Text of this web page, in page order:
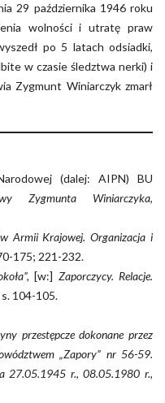
29 października 1946 roku
wolności i utratę praw
po 5 latach odsiadki,
w czasie śledztwa nerki) i
Zygmunt Winiarczyk zmarł
(dalej: AIPN) BU
Zygmunta Winiarczyka,
Armii Krajowej. Organizacja i
175; 221-232.
[w:] Zaporczycy. Relacje.
104-105.
przestępcze dokonane przez
„Zapory” nr 56-59.
27.05.1945 r.,08.05.1980 r.,